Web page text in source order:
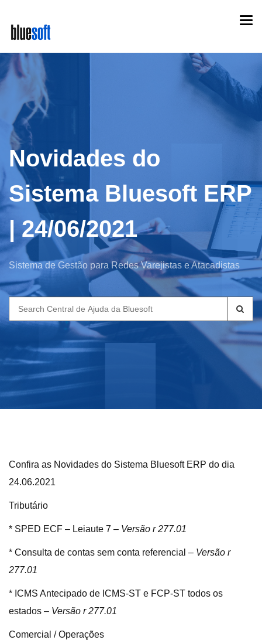
main
content
Novidades do
Sistema Bluesoft ERP
| 24/06/2021
Sistema de Gestão para Redes Varejistas e Atacadistas
Search
for:
Confira as Novidades do Sistema Bluesoft ERP do dia
24.06.2021
Tributário
* SPED ECF – Leiaute 7 – Versão r 277.01
* Consulta de contas sem conta referencial – Versão r
277.01
* ICMS Antecipado de ICMS-ST e FCP-ST todos os
estados – Versão r 277.01
Comercial / Operações